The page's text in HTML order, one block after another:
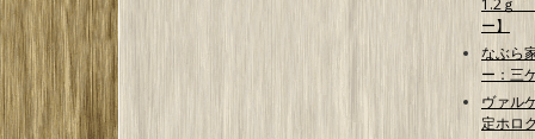
1.2ｇ
ー】
なぶら
ー：三
ヴァル
定ホロ